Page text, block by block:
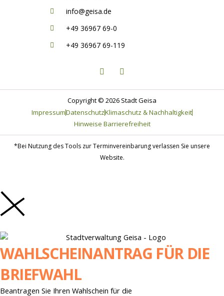
info@geisa.de
+49 36967 69-0
+49 36967 69-119
a
c
b
o
o
k
-
n
s
a
g
a
m
Copyright © 2026 Stadt Geisa
ImpressumDatenschutzKlimaschutz & Nachhaltigkeit
Hinweise Barrierefreiheit
*Bei Nutzung des Tools zur Terminvereinbarung verlassen Sie unsere
Website.
WAHLSCHEINANTRAG FÜR DIE
BRIEFWAHL
Beantragen Sie Ihren Wahlschein für die